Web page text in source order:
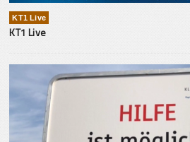
KT1 Live
KT1 Live